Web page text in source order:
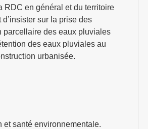
RDC en général et du territoire
sur la prise des
parcellaire des eaux pluviales
des eaux pluviales au
urbanisée.
et santé environnementale.